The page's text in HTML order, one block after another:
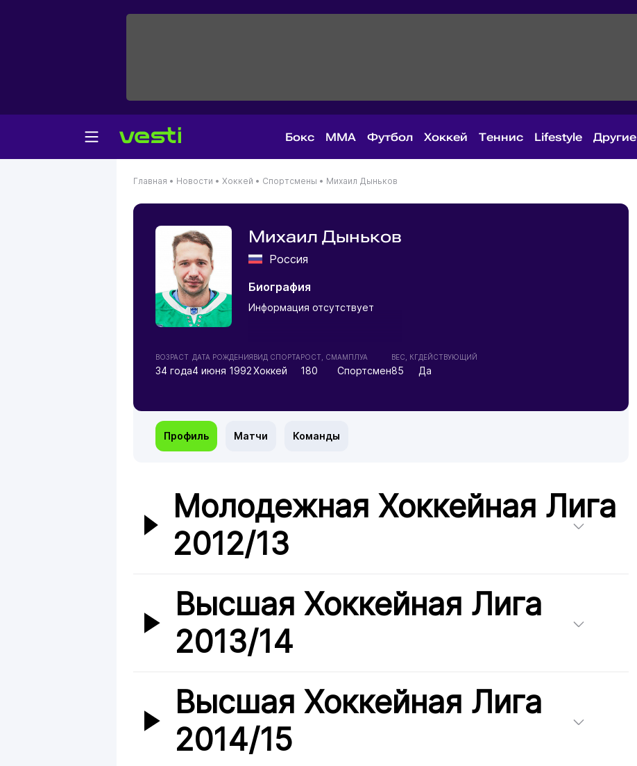
Бокс MMA Футбол Хоккей Теннис Lifestyle Другие
Главная • Новости • Хоккей • Спортсмены • Михаил Дыньков
Михаил Дыньков
Россия
Биография
Информация отсутствует
ВОЗРАСТ
34 года
ДАТА РОЖДЕНИЯ
4 июня 1992
ВИД СПОРТА
Хоккей
РОСТ, СМ
180
АМПЛУА
Спортсмен
ВЕС, КГ
85
ДЕЙСТВУЮЩИЙ
Да
Профиль Матчи Команды
Молодежная Хоккейная Лига
2012/13
Высшая Хоккейная Лига
2013/14
Высшая Хоккейная Лига
2014/15